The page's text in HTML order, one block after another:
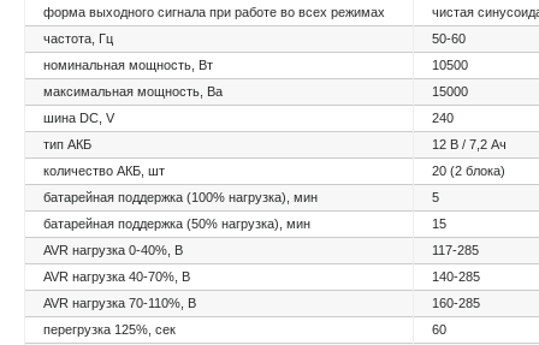
форма выходного сигнала при работе во всех режимах
чистая
частота, Гц
50-60
номинальная мощность, Вт
10500
максимальная мощность, Ва
15000
шина DC, V
240
тип АКБ
12 В / 7,2 Ач
количество АКБ, шт
20 (2 блока)
батарейная поддержка (100% нагрузка), мин
5
батарейная поддержка (50% нагрузка), мин
15
AVR нагрузка 0-40%, В
117-285
AVR нагрузка 40-70%, В
140-285
AVR нагрузка 70-110%, В
160-285
перегрузка 125%, сек
60